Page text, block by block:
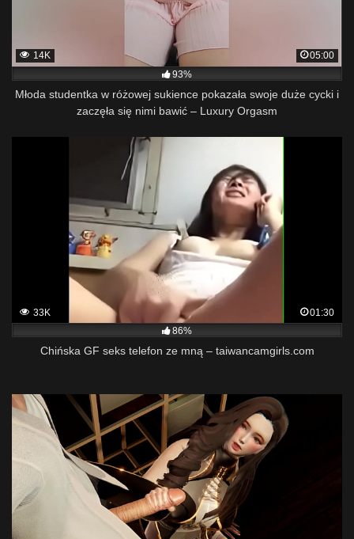
14K
05:00
93%
Młoda studentka w różowej sukience pokazała swoje duże cycki i
zaczęła się nimi bawić – Luxury Orgasm
33K
01:30
86%
Chińska GF seks telefon ze mną – taiwancamgirls.com